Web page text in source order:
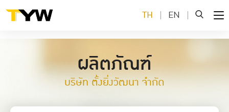
TH EN
ผลิตภัณฑ์
บริษัท ตั้งยิ่งวัฒนา จำกัด